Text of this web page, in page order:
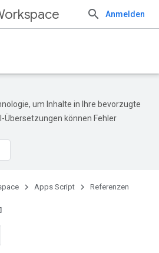
Anmelden
um Inhalte in Ihre bevorzugte
Übersetzungen können Fehler
Apps Script Referenzen